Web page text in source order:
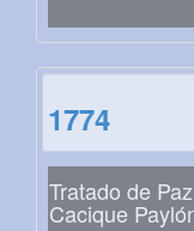
1774
Tratado de
Cacique